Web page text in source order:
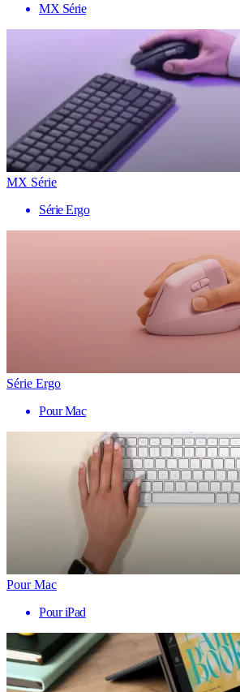
MX Série
MX Série
Série Ergo
Série Ergo
Pour Mac
Pour Mac
Pour iPad